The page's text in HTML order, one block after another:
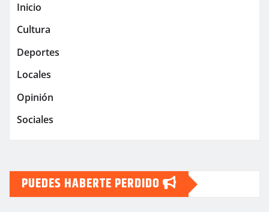
Inicio
Cultura
Deportes
Locales
Opinión
Sociales
PUEDES HABERTE PERDIDO